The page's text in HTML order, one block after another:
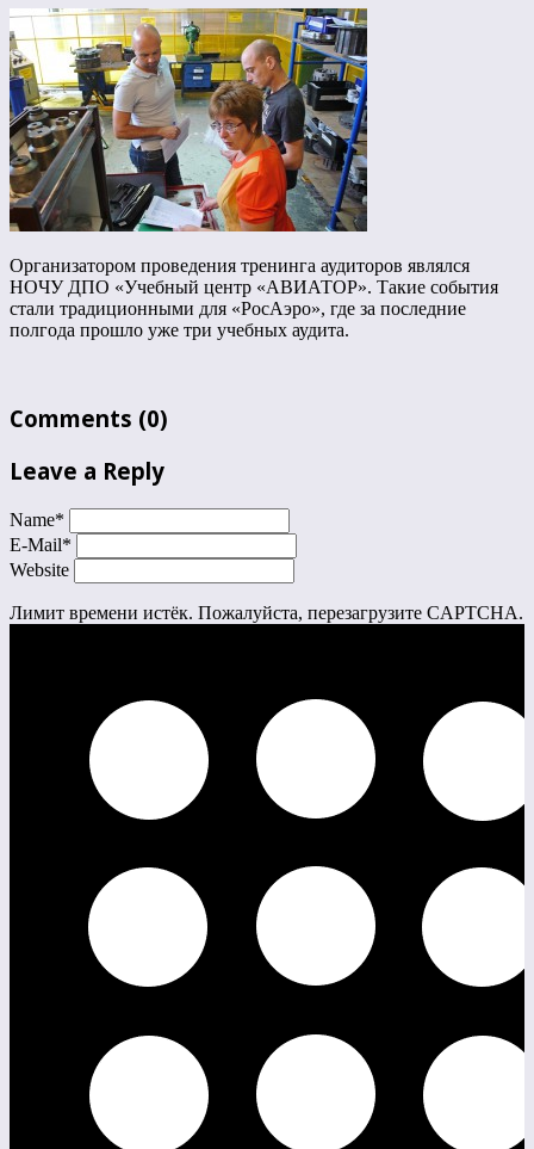
Организатором проведения тренинга аудиторов являлся
НОЧУ ДПО «Учебный центр «АВИАТОР». Такие события
стали традиционными для «РосАэро», где за последние
полгода прошло уже три учебных аудита.
Comments (0)
Leave a Reply
Name*
E-Mail*
Website
Лимит времени истёк. Пожалуйста, перезагрузите CAPTCHA.